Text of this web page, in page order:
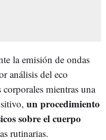
la emisión de ondas
análisis del eco
mientras una
un procedimiento
sobre el cuerpo
rutinarias.